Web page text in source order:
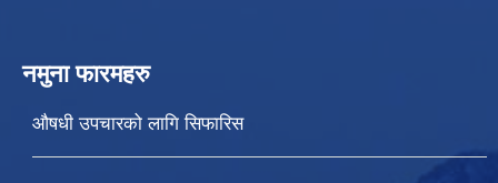
नमुना फारमहरु
औषधी उपचारको लागि सिफारिस